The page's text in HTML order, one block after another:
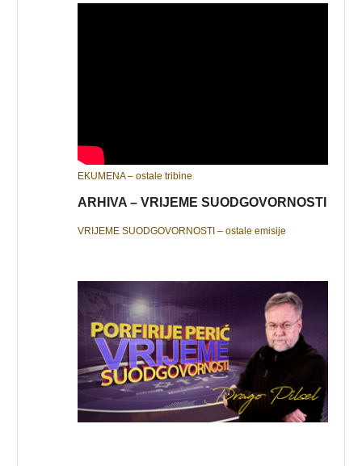
EKUMENA – ostale tribine
ARHIVA – VRIJEME SUODGOVORNOSTI
VRIJEME SUODGOVORNOSTI – ostale emisije